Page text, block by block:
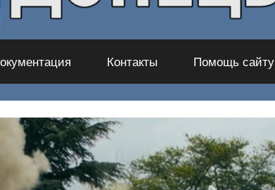
Контакты Помощь сайту